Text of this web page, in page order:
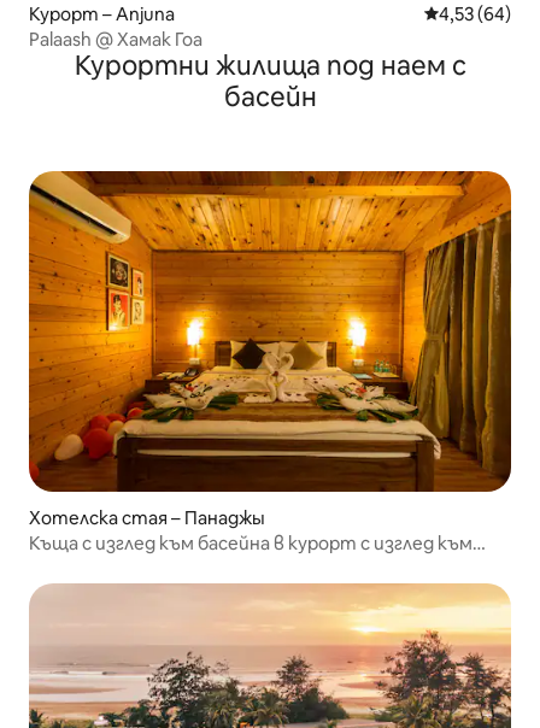
Курорт – Anjuna Средна
4,53 (64)
Palaash @ Хамак Гоа
Курортни жилища под наем с
басейн
Хотелска стая – Панаджы
Къща с изглед към басейна в курорт с изглед към